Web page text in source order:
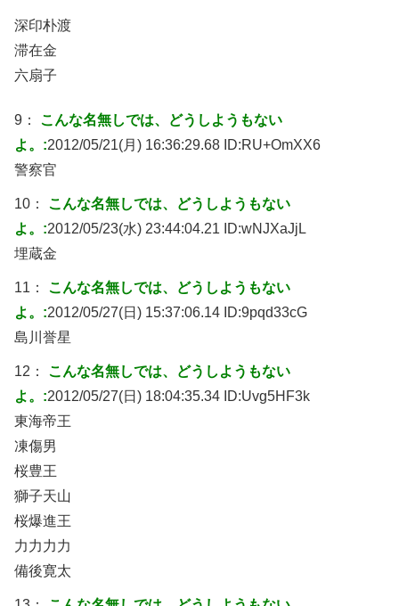
深印朴渡
滞在金
六扇子
9： こんな名無しでは、どうしようもない
よ。:2012/05/21(月) 16:36:29.68 ID:RU+OmXX6
警察官
10： こんな名無しでは、どうしようもない
よ。:2012/05/23(水) 23:44:04.21 ID:wNJXaJjL
埋蔵金
11： こんな名無しでは、どうしようもない
よ。:2012/05/27(日) 15:37:06.14 ID:9pqd33cG
島川誉星
12： こんな名無しでは、どうしようもない
よ。:2012/05/27(日) 18:04:35.34 ID:Uvg5HF3k
東海帝王
凍傷男
桜豊王
獅子天山
桜爆進王
力力力力
備後寛太